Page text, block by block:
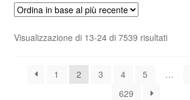
Visualizzazione di 13-24 di 7539 risultatiOrdina
al
1 2 3 4 5 …
629